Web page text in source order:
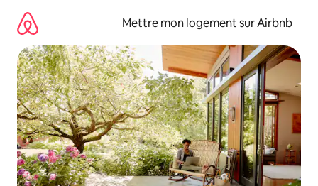
directement
contenu
Mettre mon logement sur Airbnb